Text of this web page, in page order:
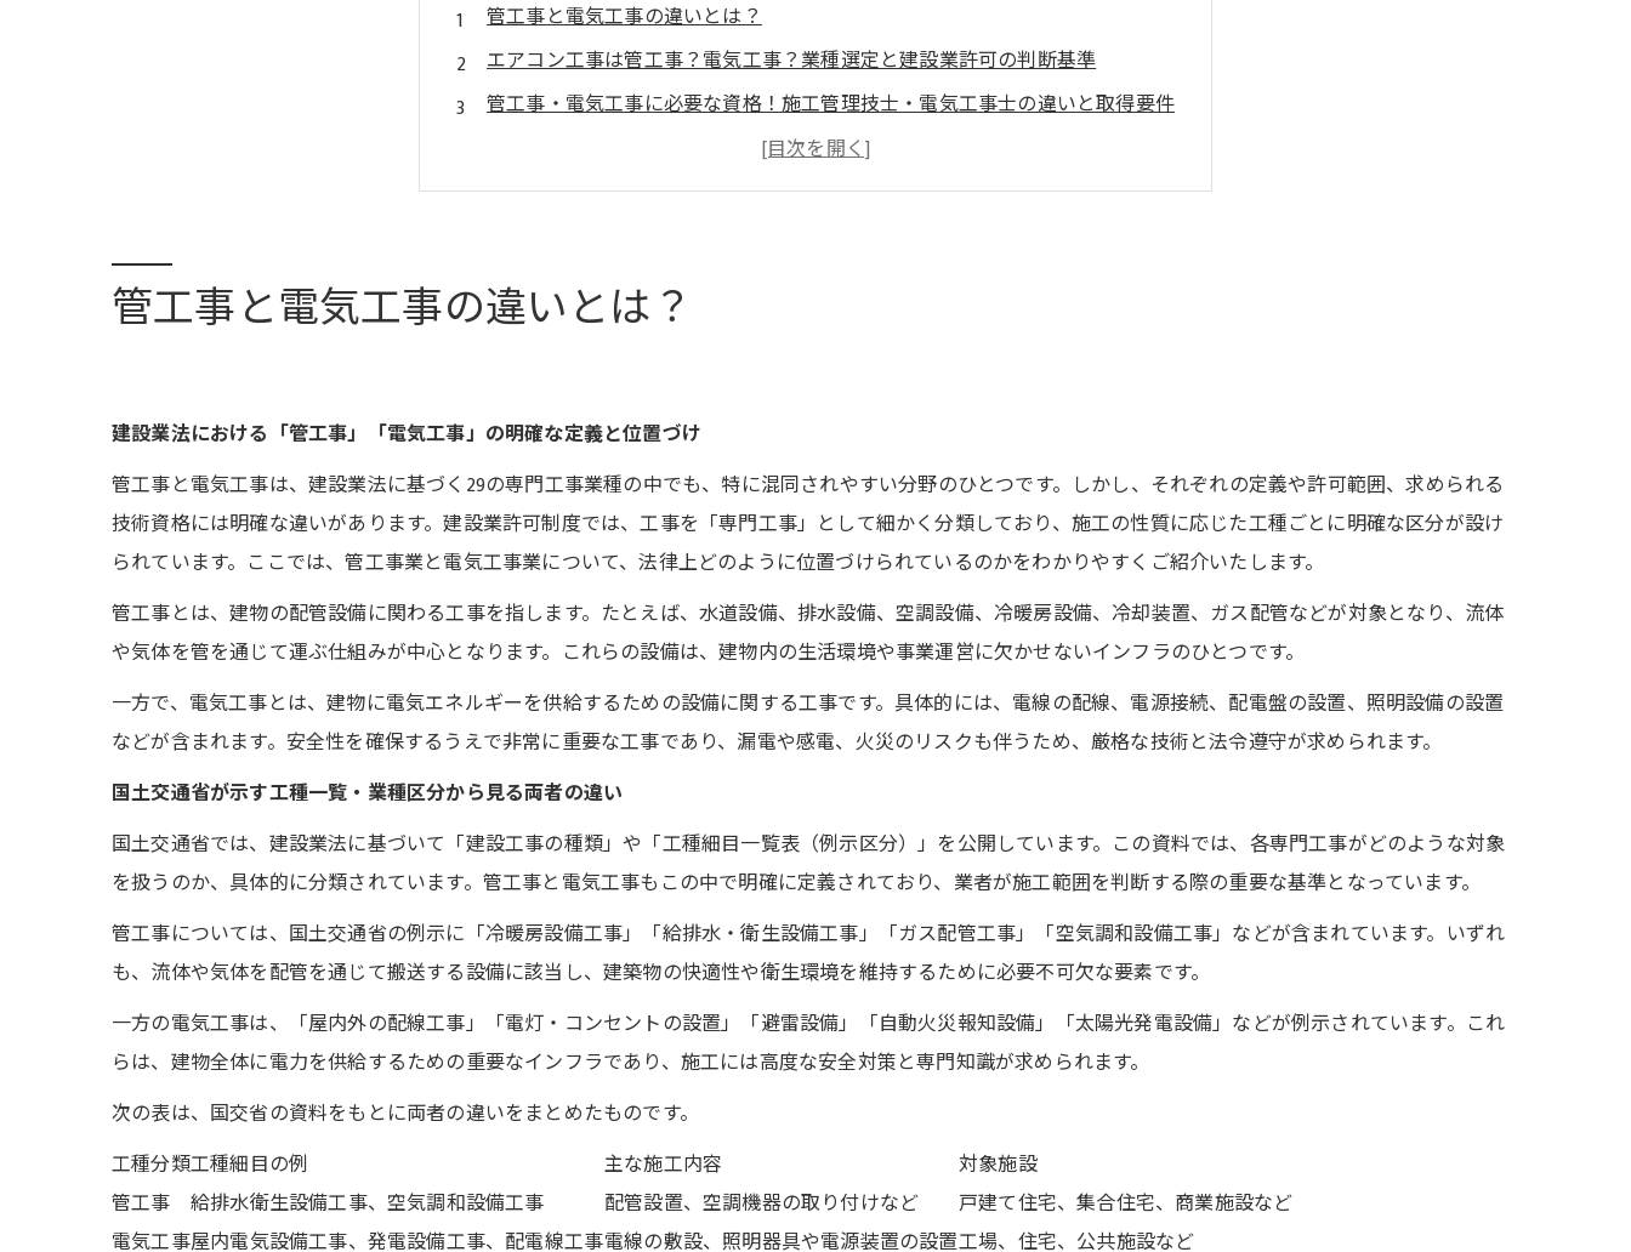
管工事と電気工事の違いとは？
エアコン工事は管工事？電気工事？業種選定と建設業許可の判断基準
管工事・電気工事に必要な資格！施工管理技士・電気工事士の違いと取得要件
よくある質問
管工事と電気工事の違いとは？
建設業法における「管工事」「電気工事」の明確な定義と位置づけ
管工事と電気工事は、建設業法に基づく29の専門工事業種の中でも、特に混同されやすい分野のひとつです。しかし、それぞれの定義や許可範囲、求められる
技術資格には明確な違いがあります。建設業許可制度では、工事を「専門工事」として細かく分類しており、施工の性質に応じた工種ごとに明確な区分が設け
られています。ここでは、管工事業と電気工事業について、法律上どのように位置づけられているのかをわかりやすくご紹介いたします。
管工事とは、建物の配管設備に関わる工事を指します。たとえば、水道設備、排水設備、空調設備、冷暖房設備、冷却装置、ガス配管などが対象となり、流体
や気体を管を通じて運ぶ仕組みが中心となります。これらの設備は、建物内の生活環境や事業運営に欠かせないインフラのひとつです。
一方で、電気工事とは、建物に電気エネルギーを供給するための設備に関する工事です。具体的には、電線の配線、電源接続、配電盤の設置、照明設備の設置
などが含まれます。安全性を確保するうえで非常に重要な工事であり、漏電や感電、火災のリスクも伴うため、厳格な技術と法令遵守が求められます。
国土交通省が示す工種一覧・業種区分から見る両者の違い
国土交通省では、建設業法に基づいて「建設工事の種類」や「工種細目一覧表（例示区分）」を公開しています。この資料では、各専門工事がどのような対象
を扱うのか、具体的に分類されています。管工事と電気工事もこの中で明確に定義されており、業者が施工範囲を判断する際の重要な基準となっています。
管工事については、国土交通省の例示に「冷暖房設備工事」「給排水・衛生設備工事」「ガス配管工事」「空気調和設備工事」などが含まれています。いずれ
も、流体や気体を配管を通じて搬送する設備に該当し、建築物の快適性や衛生環境を維持するために必要不可欠な要素です。
一方の電気工事は、「屋内外の配線工事」「電灯・コンセントの設置」「避雷設備」「自動火災報知設備」「太陽光発電設備」などが例示されています。これ
らは、建物全体に電力を供給するための重要なインフラであり、施工には高度な安全対策と専門知識が求められます。
次の表は、国交省の資料をもとに両者の違いをまとめたものです。
工種分類工種細目の例 主な施工内容
対象施設
管工事
給排水衛生設備工事、空気調和設備工事 配管設置、空調機器の取り付けなど
戸建て住宅、集合住宅、商業施設など
電気工事屋内電気設備工事、発電設備工事、配電線工事電線の敷設、照明器具や電源装置の設置工場、住宅、公共施設など